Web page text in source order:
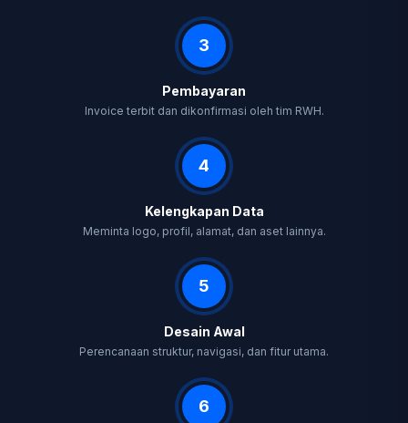
3
Pembayaran
Invoice terbit dan dikonfirmasi oleh tim RWH.
4
Kelengkapan Data
Meminta logo, profil, alamat, dan aset lainnya.
5
Desain Awal
Perencanaan struktur, navigasi, dan fitur utama.
6